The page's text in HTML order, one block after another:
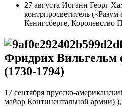
27 августа Иоганн Георг
контрпросветитель («Разум
Кенигсберге, Королевство
Фридрих
(1730-1794)
17 сентября прусско-
майор Континентальной армии)